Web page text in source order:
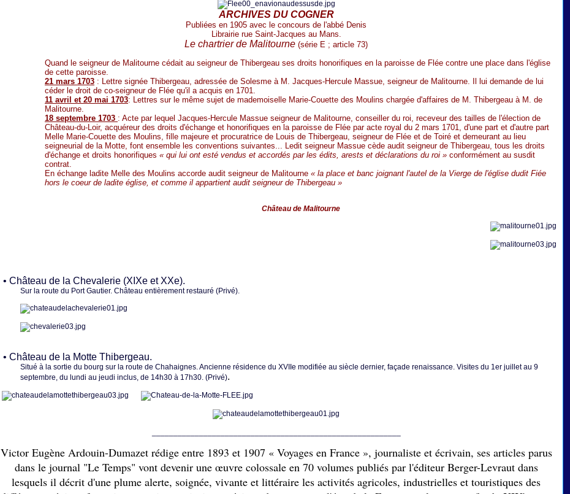
ARCHIVES DU COGNER
Publiées en 1905 avec le concours de l'abbé Denis
Librairie rue Saint-Jacques au Mans.
Le chartrier de Malitourne (série E ; article 73)
Quand le seigneur de Malitourne cédait au seigneur de Thibergeau ses droits honorifiques en la paroisse de Flée contre une place dans l'église
de cette paroisse.
21 mars 1703 : Lettre signée Thibergeau, adressée de Solesme à M. Jacques-Hercule Massue, seigneur de Malitourne. Il lui demande de lui
céder le droit de co-seigneur de Flée qu'il a acquis en 1701.
11 avril et 20 mai 1703: Lettres sur le même sujet de mademoiselle Marie-Couette des Moulins chargée d'affaires de M. Thibergeau à M. de
Malitourne.
18 septembre 1703 : Acte par lequel Jacques-Hercule Massue seigneur de Malitourne, conseiller du roi, receveur des tailles de l'élection de
Château-du-Loir, acquéreur des droits d'échange et honorifiques en la paroisse de Flée par acte royal du 2 mars 1701, d'une part et d'autre part
Melle Marie-Couette des Moulins, fille majeure et procuratrice de Louis de Thibergeau, seigneur de Flée et de Toiré et demeurant au lieu
seigneurial de la Motte, font ensemble les conventions suivantes... Ledit seigneur Massue cède audit seigneur de Thibergeau, tous les droits
d'échange et droits honorifiques « qui lui ont esté vendus et accordés par les édits, arests et déclarations du roi » conformément au susdit
contrat.
En échange ladite Melle des Moulins accorde audit seigneur de Malitourne « la place et banc joignant l'autel de la Vierge de l'église dudit Fiée
hors le coeur de ladite église, et comme il appartient audit seigneur de Thibergeau »
Château de Malitourne
• Château de la Chevalerie (XIXe et XXe).
Sur la route du Port Gautier. Château entièrement restauré (Privé).
• Château de la Motte Thibergeau.
Situé à la sortie du bourg sur la route de Chahaignes. Ancienne résidence du XVIIe modifiée au siècle dernier, façade renaissance. Visites du 1er juillet au 9
septembre, du lundi au jeudi inclus, de 14h30 à 17h30. (Privé).
Victor Eugène Ardouin-Dumazet rédige entre 1893 et 1907 « Voyages en France », journaliste et écrivain, ses articles parus
dans le journal "Le Temps" vont devenir une œuvre colossaleen 70 volumes publiés par l'éditeur Berger-Levraut dans
lesquels il décrit d'une plume alerte, soignée, vivante et littéraire les activités agricoles, industrielles et touristiques des